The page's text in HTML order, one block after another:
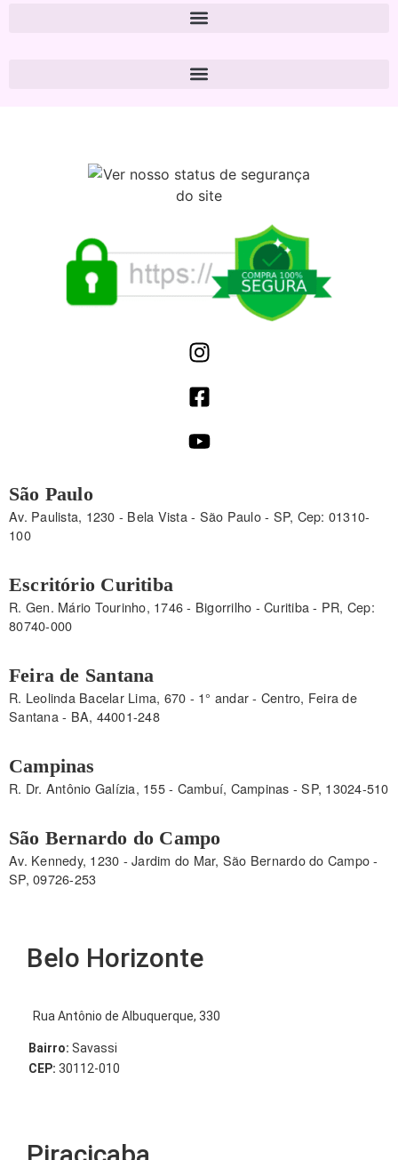
São Paulo
Av. Paulista, 1230 - Bela Vista - São Paulo - SP, Cep: 01310-
100
Escritório Curitiba
R. Gen. Mário Tourinho, 1746 - Bigorrilho - Curitiba - PR, Cep:
80740-000
Feira de Santana
R. Leolinda Bacelar Lima, 670 - 1° andar - Centro, Feira de
Santana - BA, 44001-248
Campinas
R. Dr. Antônio Galízia, 155 - Cambuí, Campinas - SP, 13024-510
São Bernardo do Campo
Av. Kennedy, 1230 - Jardim do Mar, São Bernardo do Campo -
SP, 09726-253
Belo Horizonte
Rua Antônio de Albuquerque, 330
Bairro: Savassi
CEP: 30112-010